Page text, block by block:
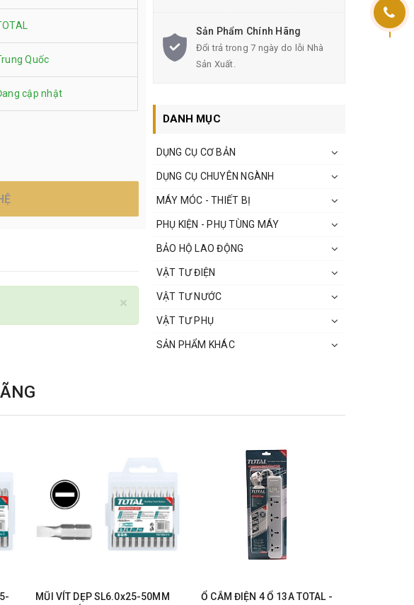
Quốc
cập nhật
×
Sản Phẩm Chính Hãng
Đổi trả trong 7 ngày do lỗi Nhà
Sản Xuất.
DANH MỤC
DỤNG CỤ CƠ BẢN
DỤNG CỤ CHUYÊN NGÀNH
MÁY MÓC - THIẾT BỊ
PHỤ KIỆN - PHỤ TÙNG MÁY
BẢO HỘ LAO ĐỘNG
VẬT TƯ ĐIỆN
VẬT TƯ NƯỚC
VẬT TƯ PHỤ
SẢN PHẨM KHÁC
MŨI VÍT DẸP SL6.0x25-50MM
Ổ CẮM ĐIỆN 4 Ổ 13A TOTAL -